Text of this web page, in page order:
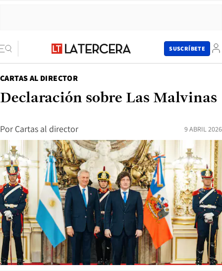
SUSCRÍBETE
CARTAS AL DIRECTOR
Declaración sobre Las Malvinas
Por Cartas al director 9 ABRIL 2026